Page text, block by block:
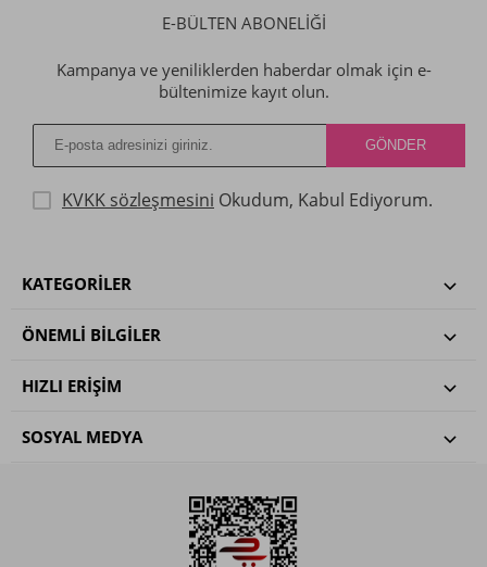
E-BÜLTEN ABONELİĞİ
Kampanya ve yeniliklerden haberdar olmak için e-
bültenimize kayıt olun.
KVKK sözleşmesini Okudum, Kabul Ediyorum.
KATEGORILER
ÖNEMLI BILGILER
HIZLI ERIŞIM
SOSYAL MEDYA